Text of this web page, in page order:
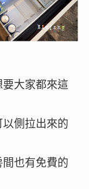
大家都來這
側拉出來的
也有免費的